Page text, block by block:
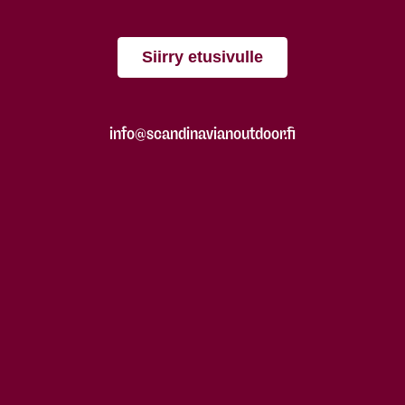
Siirry etusivulle
info@scandinavianoutdoor.fi